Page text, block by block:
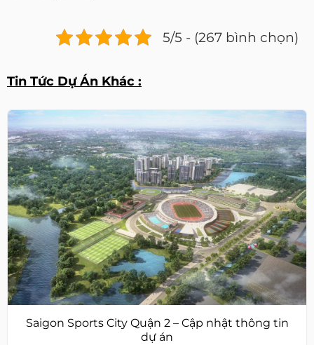
5/5 - (267 bình chọn)
Tin Tức Dự Án Khác :
Saigon Sports City Quận 2 – Cập nhật thông tin
dự án